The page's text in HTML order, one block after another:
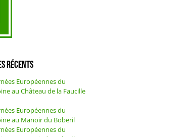
récents
Européennes du
au Château de la Faucille
Européennes du
au Manoir du Boberil
Européennes du